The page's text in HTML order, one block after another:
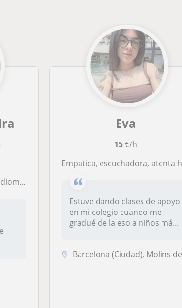
de aprendizaje.
Eva
15€/h
empatica, escuchadora, atenta hacia los más pequeños, ya que se lo que es que les cueste estudiar y la frustración que da.
Estuve dando clases de apoyo
en mi colegio cuando me
gradué de la eso a niños más
Barcelona (Ciudad), Molins de Rei, Sant Feliu de Llobregat, Sant Joan ...